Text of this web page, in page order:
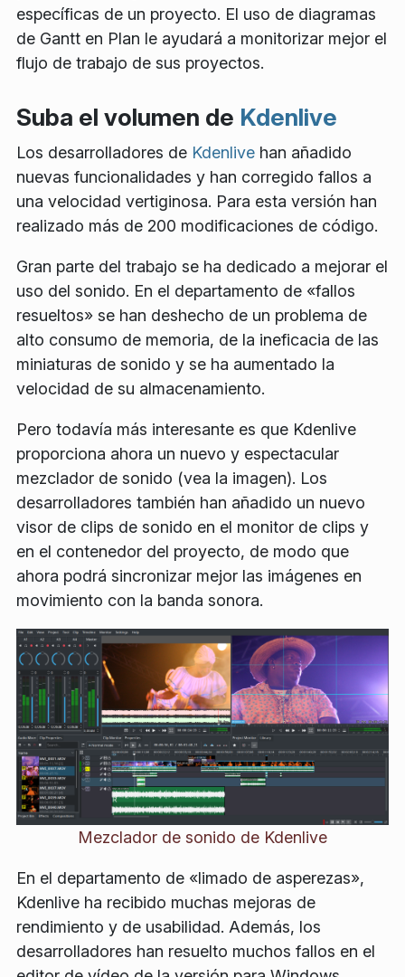
específicas de un proyecto. El uso de diagramas
de Gantt en Plan le ayudará a monitorizar mejor el
flujo de trabajo de sus proyectos.
Suba el volumen de Kdenlive
Los desarrolladores de Kdenlive han añadido
nuevas funcionalidades y han corregido fallos a
una velocidad vertiginosa. Para esta versión han
realizado más de 200 modificaciones de código.
Gran parte del trabajo se ha dedicado a mejorar el
uso del sonido. En el departamento de «fallos
resueltos» se han deshecho de un problema de
alto consumo de memoria, de la ineficacia de las
miniaturas de sonido y se ha aumentado la
velocidad de su almacenamiento.
Pero todavía más interesante es que Kdenlive
proporciona ahora un nuevo y espectacular
mezclador de sonido (vea la imagen). Los
desarrolladores también han añadido un nuevo
visor de clips de sonido en el monitor de clips y
en el contenedor del proyecto, de modo que
ahora podrá sincronizar mejor las imágenes en
movimiento con la banda sonora.
Mezclador de sonido de Kdenlive
En el departamento de «limado de asperezas»,
Kdenlive ha recibido muchas mejoras de
rendimiento y de usabilidad. Además, los
desarrolladores han resuelto muchos fallos en el